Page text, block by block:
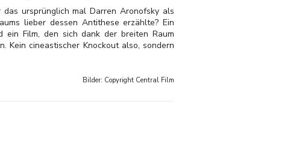
ursprünglich mal Darren Aronofsky als
lieber dessen Antithese erzählte? Ein
ein Film, den sich dank der breiten Raum
Kein cineastischer Knockout also, sondern
Bilder: Copyright Central Film